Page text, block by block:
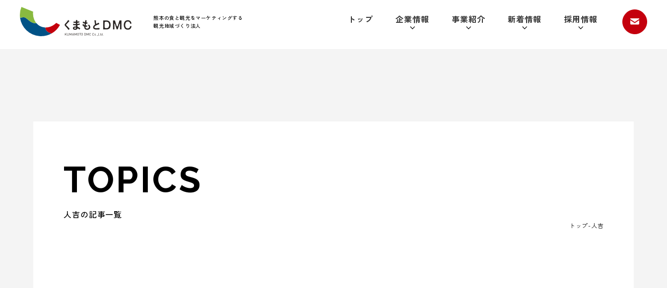
熊本の食と観光をマーケティングする
観光地域づくり法人
トップ 企業情報 事業紹介 新着情報 採用情報
TOPICS
人吉の記事一覧
トップ-人吉